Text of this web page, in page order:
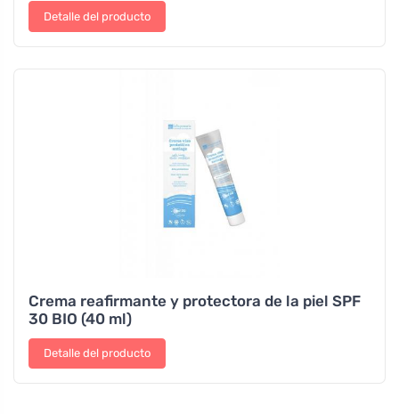
Detalle del producto
Crema reafirmante y protectora de la piel SPF
30 BIO (40 ml)
Detalle del producto